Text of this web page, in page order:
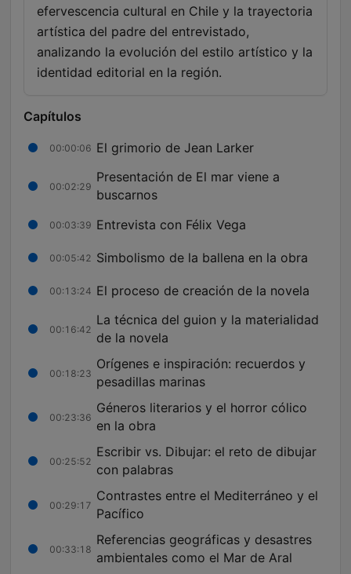
efervescencia cultural en Chile y la trayectoria
artística del padre del entrevistado,
analizando la evolución del estilo artístico y la
identidad editorial en la región.
Capítulos
00:00:06 El grimorio de Jean Larker
00:02:29
Presentación de El mar viene a
buscarnos
00:03:39 Entrevista con Félix Vega
00:05:42 Simbolismo de la ballena en la obra
00:13:24 El proceso de creación de la novela
00:16:42
La técnica del guion y la materialidad
de la novela
00:18:23
Orígenes e inspiración: recuerdos y
pesadillas marinas
00:23:36
Géneros literarios y el horror cólico
en la obra
00:25:52
Escribir vs. Dibujar: el reto de dibujar
con palabras
00:29:17
Contrastes entre el Mediterráneo y el
Pacífico
00:33:18
Referencias geográficas y desastres
ambientales como el Mar de Aral